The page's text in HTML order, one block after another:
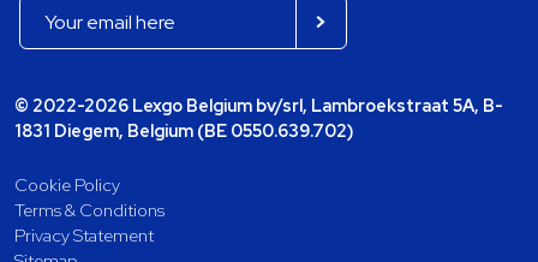
© 2022-2026 Lexgo Belgium bv/srl, Lambroekstraat 5A, B-
1831 Diegem, Belgium (BE 0550.639.702)
Cookie Policy
Terms & Conditions
Privacy Statement